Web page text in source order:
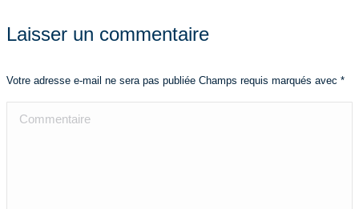
Laisser un commentaire
Votre adresse e-mail ne sera pas publiée Champs requis marqués avec *
Commentaire